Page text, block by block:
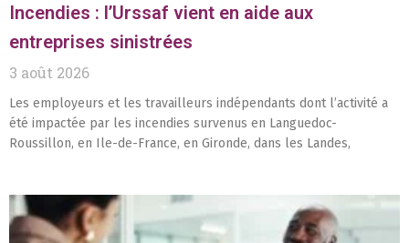
Incendies : l’Urssaf vient en aide aux
entreprises sinistrées
3 août 2026
Les employeurs et les travailleurs indépendants dont l’activité a
été impactée par les incendies survenus en Languedoc-
Roussillon, en Ile-de-France, en Gironde, dans les Landes,